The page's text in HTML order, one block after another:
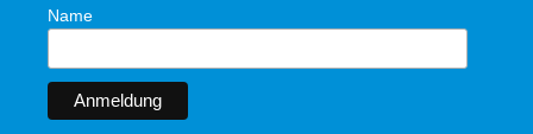
Name